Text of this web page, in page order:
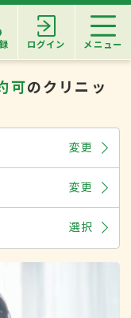
ログイン メニュー
可のクリニッ
変更
変更
選択